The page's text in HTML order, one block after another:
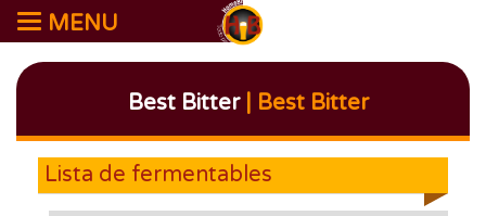
MENU
Best Bitter| Best Bitter
Lista de fermentables